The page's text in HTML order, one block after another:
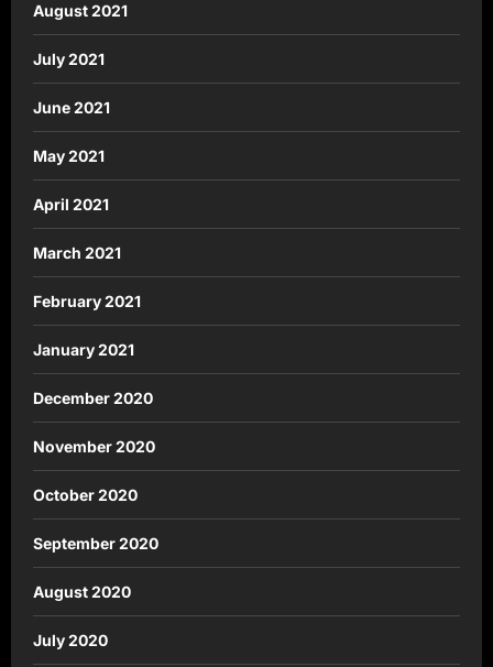
August 2021
July 2021
June 2021
May 2021
April 2021
March 2021
February 2021
January 2021
December 2020
November 2020
October 2020
September 2020
August 2020
July 2020